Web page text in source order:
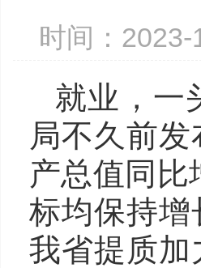
时间：
就业，一
局不久前
产总值同比
标均保持
我省提质